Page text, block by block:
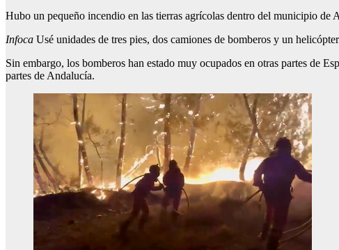
Hubo un pequeño incendio en las tierras agrícolas dentro del municipio de
Infoca Usé unidades de tres pies, dos camiones de bomberos y un
Sin embargo, los bomberos han estado muy ocupados en otras partes de
partes de Andalucía.